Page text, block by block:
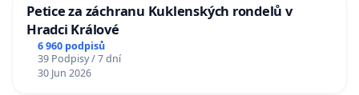
Petice za záchranu Kuklenských rondelů v
Hradci Králové
6 960 podpisů
39 Podpisy / 7 dní
30 Jun 2026